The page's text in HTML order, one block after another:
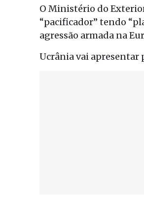
O Ministério do
“pacificador” tendo
agressão armada na
Ucrânia vai apresentar